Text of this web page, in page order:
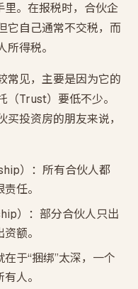
里。在报税时，合伙企
它自己通常不交税，而
得税。
常见，主要是因为它的
Trust）要低不少。
投资房的朋友来说，
）：所有合伙人都
任。
）：部分合伙人只出
额。
于“捆绑”太深，一个
人。